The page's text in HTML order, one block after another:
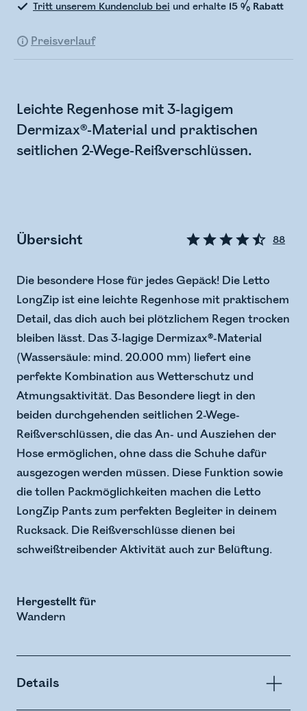
Tritt unserem Kundenclub bei und erhalte 15 % Rabatt
Preisverlauf
Leichte Regenhose mit 3-lagigem
Dermizax®-Material und praktischen
seitlichen 2-Wege-Reißverschlüssen.
Übersicht 88
Die besondere Hose für jedes Gepäck! Die Letto
LongZip ist eine leichte Regenhose mit praktischem
Detail, das dich auch bei plötzlichem Regen trocken
bleiben lässt. Das 3-lagige Dermizax®-Material
(Wassersäule: mind. 20.000 mm) liefert eine
perfekte Kombination aus Wetterschutz und
Atmungsaktivität. Das Besondere liegt in den
beiden durchgehenden seitlichen 2-Wege-
Reißverschlüssen, die das An- und Ausziehen der
Hose ermöglichen, ohne dass die Schuhe dafür
ausgezogen werden müssen. Diese Funktion sowie
die tollen Packmöglichkeiten machen die Letto
LongZip Pants zum perfekten Begleiter in deinem
Rucksack. Die Reißverschlüsse dienen bei
schweißtreibender Aktivität auch zur Belüftung.
Hergestellt für
Wandern
Details